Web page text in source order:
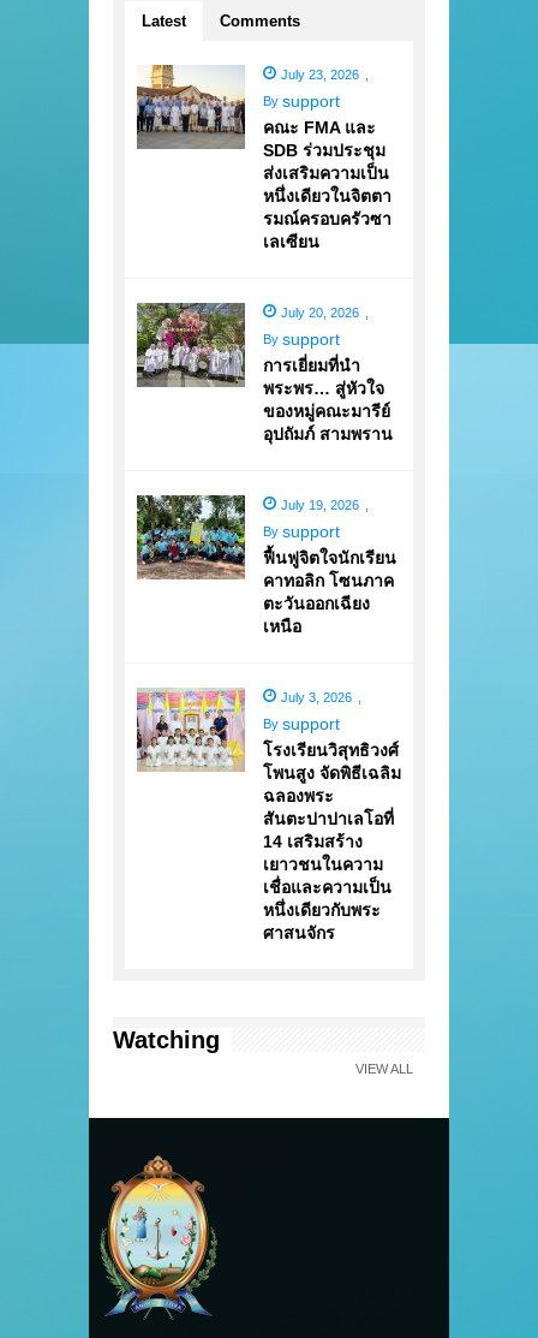
Latest Comments
July 23, 2026
By support
คณะ FMA และ
SDB ร่วมประชุม
ส่งเสริมความเป็น
หนึ่งเดียวในจิตตา
รมณ์ครอบครัวซา
เลเซียน
July 20, 2026
By support
การเยี่ยมที่นำ
พระพร… สู่หัวใจ
ของหมู่คณะมารีย์
อุปถัมภ์ สามพราน
July 19, 2026
By support
ฟื้นฟูจิตใจนักเรียน
คาทอลิก โซนภาค
ตะวันออกเฉียง
เหนือ
July 3, 2026
By support
โรงเรียนวิสุทธิวงศ์
โพนสูง จัดพิธีเฉลิม
ฉลองพระ
สันตะปาปาเลโอที่
14 เสริมสร้าง
เยาวชนในความ
เชื่อและความเป็น
หนึ่งเดียวกับพระ
ศาสนจักร
Watching
VIEW ALL